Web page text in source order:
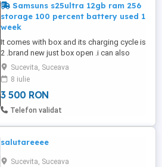
Samsuns s25ultra 12gb ram 256
storage 100 percent battery used 1
week
It comes with box and its charging cycle is
2 .brand new just box open .i can also
ship charging adaptor new that cost
around 100 more
Sucevita, Suceava
8 iulie
3 500 RON
Telefon validat
salutareeee
Sucevita, Suceava